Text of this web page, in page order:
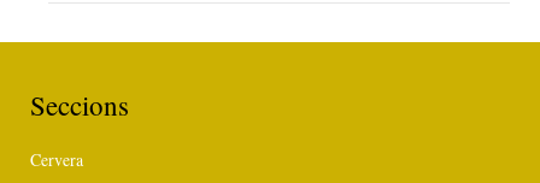
Seccions
Cervera